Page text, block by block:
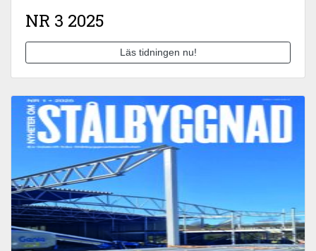
NR 3 2025
Läs tidningen nu!